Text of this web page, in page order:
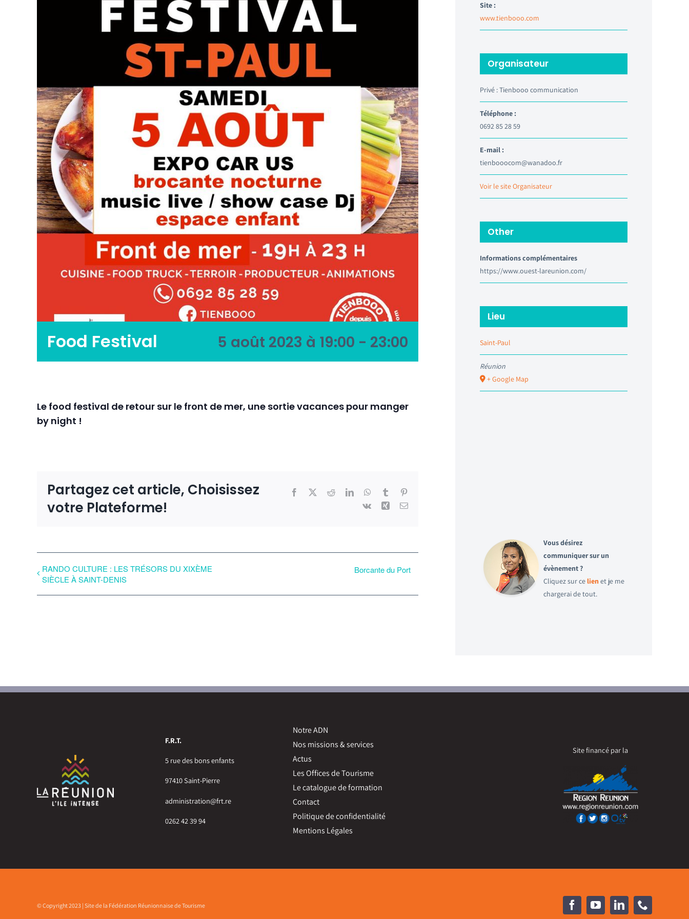
Food Festival 5 août 2023 à 19:00 - 23:00
Le food festival de retour sur le front de mer, une sortie vacances pour manger
by night !
Partagez cet article, Choisissez
votre Plateforme!
Facebook RedditLinkedInWhatsApp
Tumblr
Vk
Xing Email
RANDO CULTURE : LES TRÉSORS DU XIXÈME
SIÈCLE À SAINT-DENIS
Borcante du Port
Site :
www.tienbooo.com
Organisateur
Privé : Tienbooo communication
Téléphone :
0692 85 28 59
E-mail :
tienbooocom@wanadoo.fr
Voir le site Organisateur
Other
Informations complémentaires
https://www.ouest-lareunion.com/
Lieu
Saint-Paul
Réunion
+ Google Map
Vous désirez
communiquer sur un
évènement ?
Cliquez sur ce lien et je me
chargerai de tout.
F.R.T.
5 rue des bons enfants
97410 Saint-Pierre
administration@frt.re
0262 42 39 94
Notre ADN
Nos missions & services
Actus
Les Offices de Tourisme
Le catalogue de formation
Contact
Politique de confidentialité
Mentions Légales
Site financé par la
© Copyright 2023 | Site de la Fédération Réunionnaise de Tourisme